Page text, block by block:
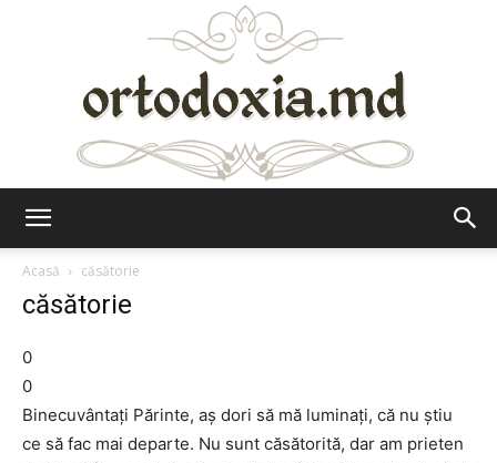
Acasă
căsătorie
căsătorie
0
0
Binecuvântaţi Părinte, aş dori să mă luminaţi, că nu ştiu
ce să fac mai departe. Nu sunt căsătorită, dar am prieten